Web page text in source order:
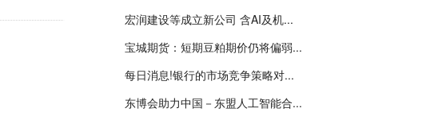
宏润建设等成立新公司 含AI及机...
宝城期货：短期豆粕期价仍将偏弱...
每日消息!银行的市场竞争策略对...
东博会助力中国－东盟人工智能合...